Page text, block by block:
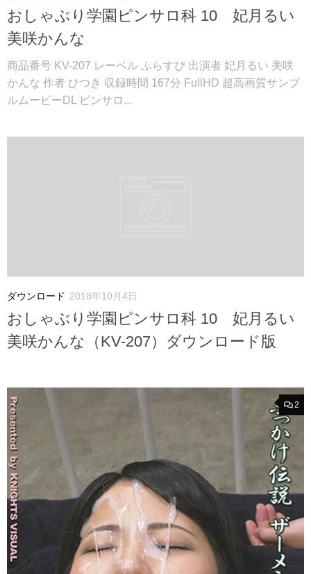
おしゃぶり学園ピンサロ科 10 妃月るい
美咲かんな
商品番号 KV-207 レーベル ふらすぴ 出演者 妃月るい 美咲
かんな 作者 ひつき 収録時間 167分 FullHD 超高画質サンプ
ルムービーDL ピンサロ...
ダウンロード 2018年10月4日
おしゃぶり学園ピンサロ科 10 妃月るい
美咲かんな（KV-207）ダウンロード版
2